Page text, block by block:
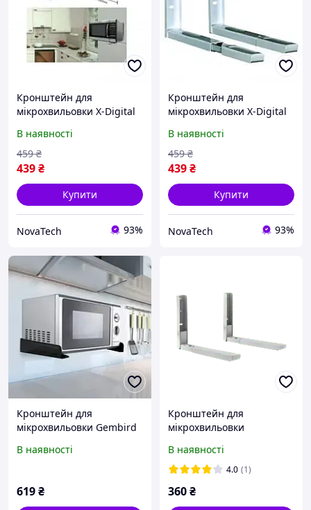
Кронштейн для
мікрохвильовки X-Digital
В наявності
439₴
459 ₴
Купити
NovaTech 93%
Кронштейн для
мікрохвильовки X-Digital
В наявності
439₴
459 ₴
Купити
NovaTech 93%
Кронштейн для
мікрохвильовки Gembird
В наявності
619₴
Кронштейн для
мікрохвильовки
В наявності
4.0 (1)
360₴